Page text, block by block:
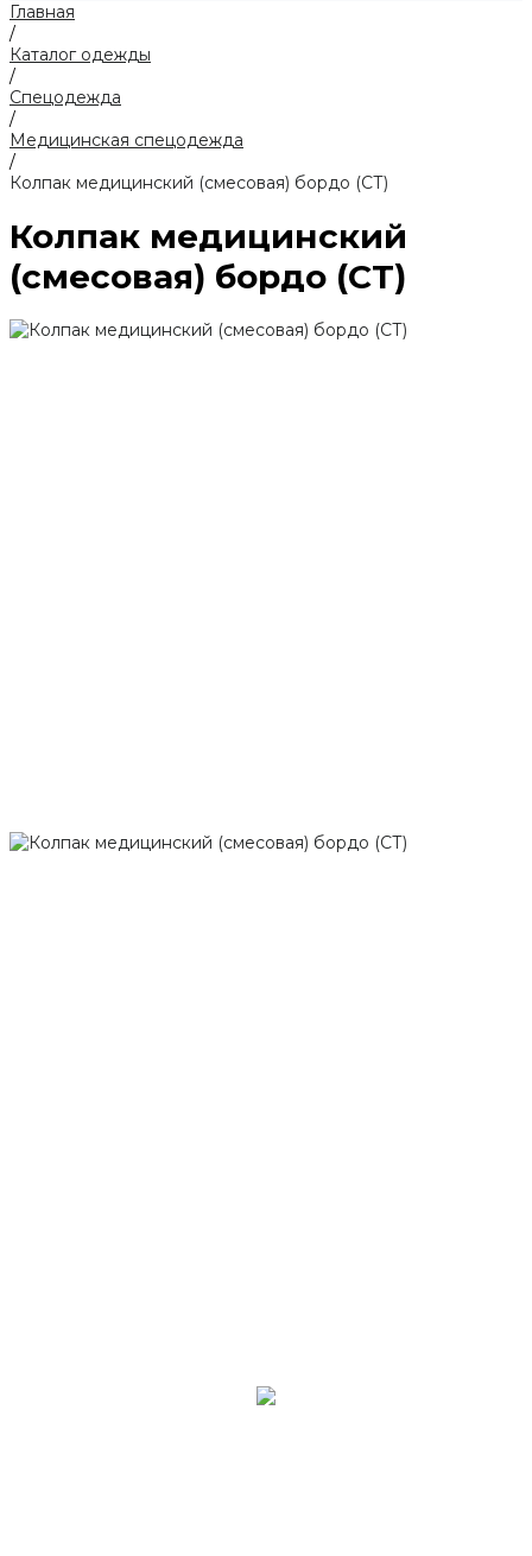
Главная
/
Каталог одежды
/
Спецодежда
/
Медицинская спецодежда
/
Колпак медицинский (смесовая) бордо (СТ)
Колпак медицинский
(смесовая) бордо (СТ)